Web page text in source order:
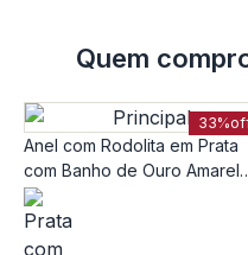
Quem
33%
Anel com Rodolita em Prata
com Banho de Ouro Amarelo
18K